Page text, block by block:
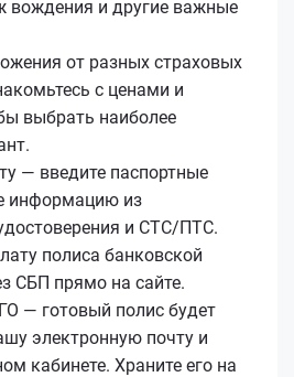
вождения и другие важные
от разных страховых
с ценами и
выбрать наиболее
— введите паспортные
информацию из
и СТС/ПТС.
полиса банковской
СБП прямо на сайте.
— готовый полис будет
электронную почту и
кабинете. Храните его на